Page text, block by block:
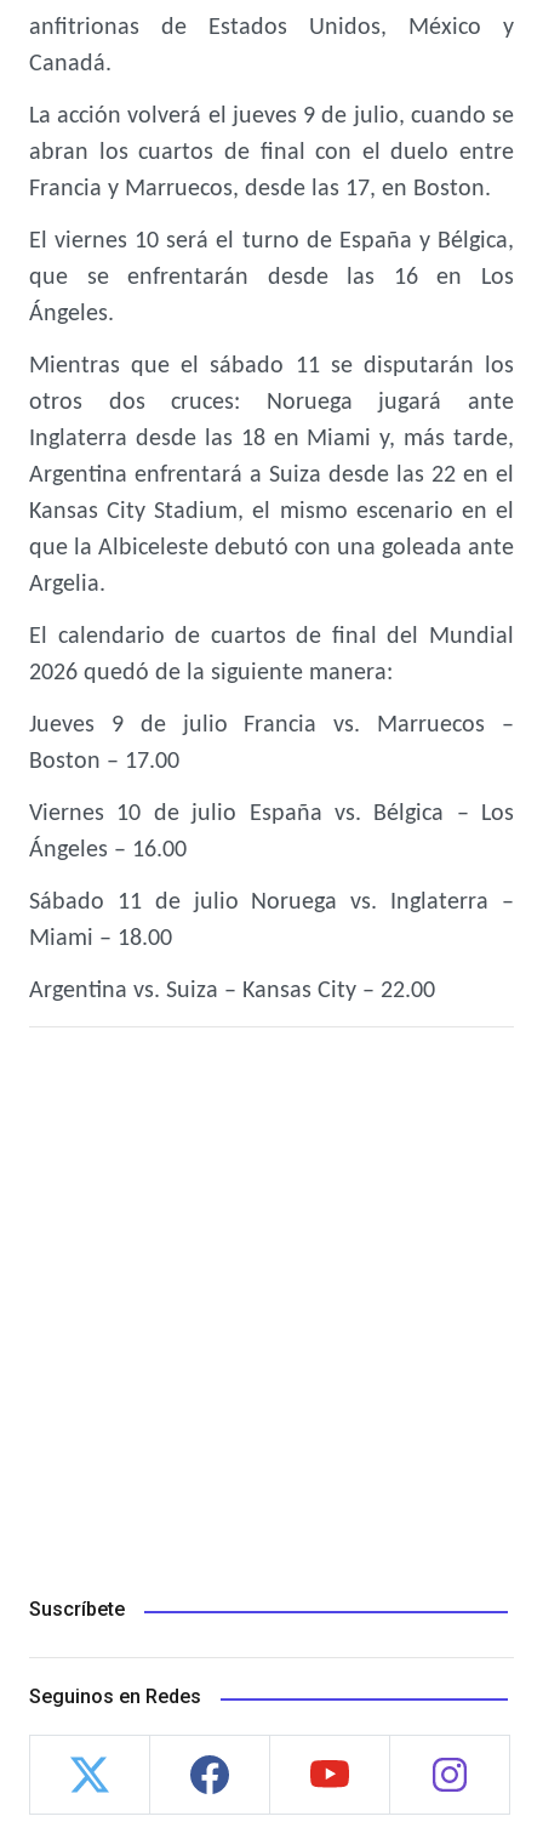
anfitrionas de Estados Unidos, México y
Canadá.
La acción volverá el jueves 9 de julio, cuando se
abran los cuartos de final con el duelo entre
Francia y Marruecos, desde las 17, en Boston.
El viernes 10 será el turno de España y Bélgica,
que se enfrentarán desde las 16 en Los
Ángeles.
Mientras que el sábado 11 se disputarán los
otros dos cruces: Noruega jugará ante
Inglaterra desde las 18 en Miami y, más tarde,
Argentina enfrentará a Suiza desde las 22 en el
Kansas City Stadium, el mismo escenario en el
que la Albiceleste debutó con una goleada ante
Argelia.
El calendario de cuartos de final del Mundial
2026 quedó de la siguiente manera:
Jueves 9 de julio Francia vs. Marruecos –
Boston – 17.00
Viernes 10 de julio España vs. Bélgica – Los
Ángeles – 16.00
Sábado 11 de julio Noruega vs. Inglaterra –
Miami – 18.00
Argentina vs. Suiza – Kansas City – 22.00
Suscríbete
Seguinos en Redes